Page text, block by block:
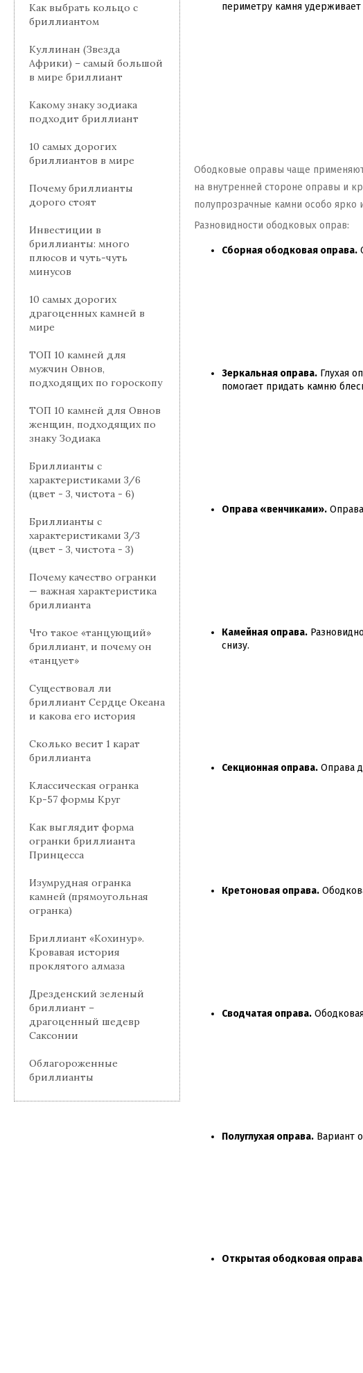
Как выбрать кольцо с
бриллиантом
Куллинан (Звезда
Африки) – самый большой
в мире бриллиант
Какому знаку зодиака
подходит бриллиант
10 самых дорогих
бриллиантов в мире
Почему бриллианты
дорого стоят
Инвестиции в
бриллианты: много
плюсов и чуть-чуть
минусов
10 самых дорогих
драгоценных камней в
мире
ТОП 10 камней для
мужчин Овнов,
подходящих по гороскопу
ТОП 10 камней для Овнов
женщин, подходящих по
знаку Зодиака
Бриллианты с
характеристиками 3/6
(цвет - 3, чистота - 6)
Бриллианты с
характеристиками 3/3
(цвет - 3, чистота - 3)
Почему качество огранки
— важная характеристика
бриллианта
Что такое «танцующий»
бриллиант, и почему он
«танцует»
Существовал ли
бриллиант Сердце Океана
и какова его история
Сколько весит 1 карат
бриллианта
Классическая огранка
Кр-57 формы Круг
Как выглядит форма
огранки бриллианта
Принцесса
Изумрудная огранка
камней (прямоугольная
огранка)
Бриллиант «Кохинур».
Кровавая история
проклятого алмаза
Дрезденский зеленый
бриллиант –
драгоценный шедевр
Саксонии
Облагороженные
бриллианты
периметру камня
Ободковые оправы чаще
на внутренней стороне оправы и
полупрозрачные камни особо ярко
Разновидности ободковых оправ:
Сборная ободковая оправа.
Зеркальная оправа. Глухая
помогает придать камню
Оправа «венчиками».
Камейная оправа.
снизу.
Секционная оправа. Оправа
Кретоновая оправа.
Сводчатая оправа.
Полуглухая оправа. Вариант
Открытая ободковая